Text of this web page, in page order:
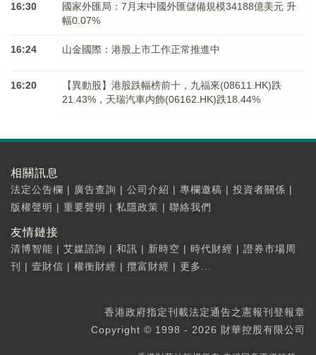
16:30
國家外匯局：7月末中國外匯儲備規模34188億美元 升
幅0.07%
16:24 山金國際：港股上市工作正常推進中
16:20
【異動股】港股跌幅榜前十，九福來(08611.HK)跌
21.43%，天瑞汽車内飾(06162.HK)跌18.44%
相關訊息
法定公告欄 | 廣告查詢 | 公司介紹 | 專欄邀稿 | 投資者關係 |
版權聲明 | 重要聲明 | 私隱政策 | 聯絡我們
友情鏈接
清博智能 | 艾媒諮詢 | 和訊 | 新時空 | 時代財經 | 證券市場周
刊
| 壹財信 | 權衡財經 | 攬富財經 | 更多...
香港政府指定刊載法定通告之憲報刊登報章
Copyright © 1998 - 2026 財華控股有限公司